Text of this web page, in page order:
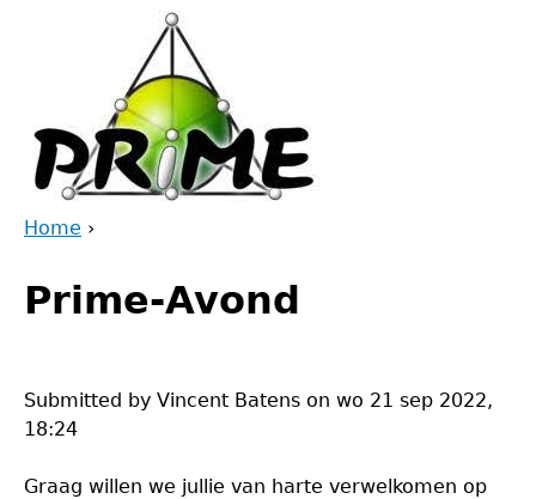
are
Home ›
to
top
Prime-Avond
Submitted by Vincent Batens on wo 21 sep 2022,
18:24
Graag willen we jullie van harte verwelkomen op